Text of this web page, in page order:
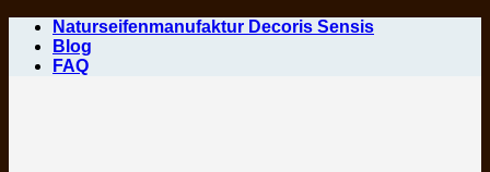
Zum
Inhalt
springen
Naturseifenmanufaktur Decoris Sensis
Blog
FAQ